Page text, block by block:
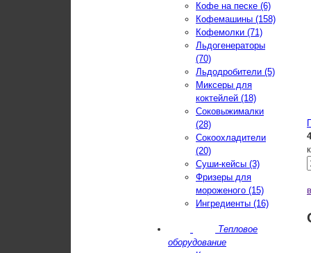
Кофе на песке (6)
Кофемашины (158)
Кофемолки (71)
Льдогенераторы
(70)
Льдодробители (5)
Миксеры для
коктейлей (18)
Соковыжималки
(28)
Сокоохладители
(20)
Суши-кейсы (3)
Фризеры для
мороженого (15)
Ингредиенты (16)
Тепловое
оборудование